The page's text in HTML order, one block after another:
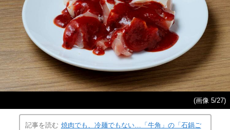
(画像 5/27)
記事を読む 焼肉でも、冷麺でもない…「牛角」の「石鍋ご